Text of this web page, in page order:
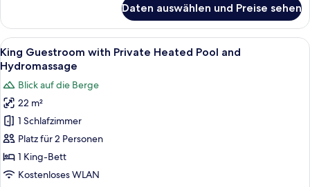
Suite,
1 King-
Bett,
Poolblick
(Duplex)
Daten auswählen und Preise sehen
Alle
Fotos
für
King
Guestroom
with Private Heated
Pool and
Hydromassage
anzeigen
Ein Schlafzimmer mit Steinswand,
9
King Guestroom with Private Heated Pool and
Hydromassage
Blick auf die Berge
22 m²
1 Schlafzimmer
Platz für 2 Personen
1 King-Bett
Kostenloses WLAN